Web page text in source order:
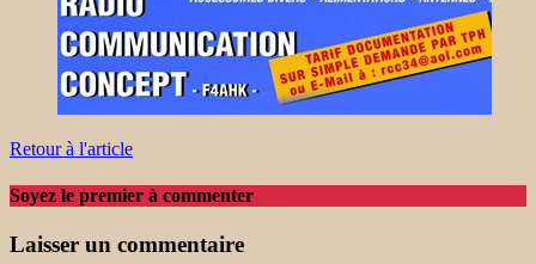
Retour à l'article
Soyez le premier à commenter
Laisser un commentaire